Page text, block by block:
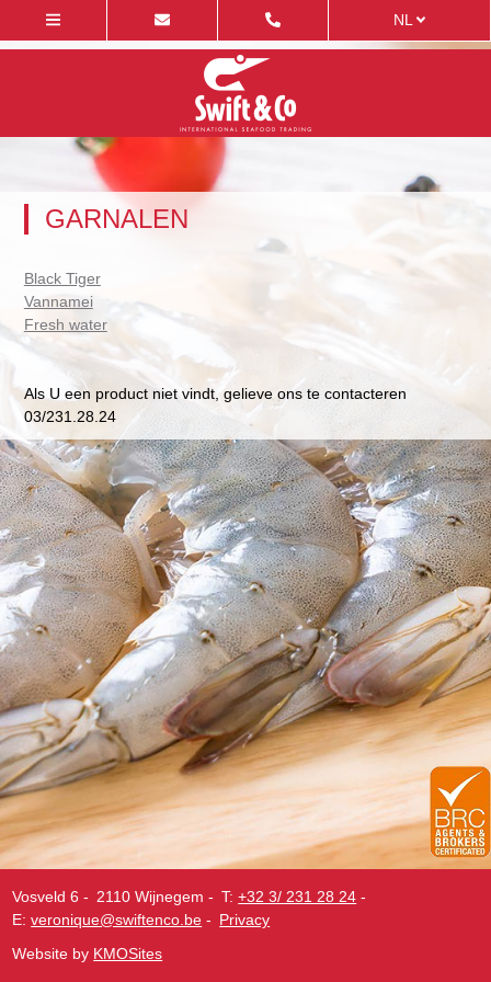
NL
GARNALEN
Black Tiger
Vannamei
Fresh water
Als U een product niet vindt, gelieve ons te contacteren
03/231.28.24
Vosveld 6 - 2110 Wijnegem - T:+32 3/ 231 28 24 -
E:veronique@swiftenco.be - Privacy
Website by KMOSites